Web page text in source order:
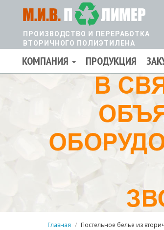
содержаниюПРОИЗВОДСТВО И ПЕРЕРАБОТКА
ВТОРИЧНОГО ПОЛИЭТИЛЕНА
КОМПАНИЯ ПРОДУКЦИЯ
Главная Постельное белье из